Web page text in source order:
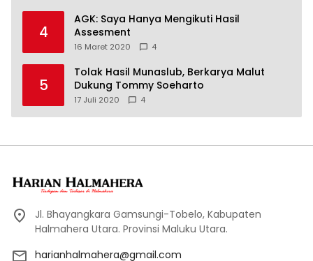
4
AGK: Saya Hanya Mengikuti Hasil
Assesment
16 Maret 2020 4
5
Tolak Hasil Munaslub, Berkarya Malut
Dukung Tommy Soeharto
17 Juli 2020 4
Jl. Bhayangkara Gamsungi-Tobelo, Kabupaten
Halmahera Utara. Provinsi Maluku Utara.
harianhalmahera@gmail.com